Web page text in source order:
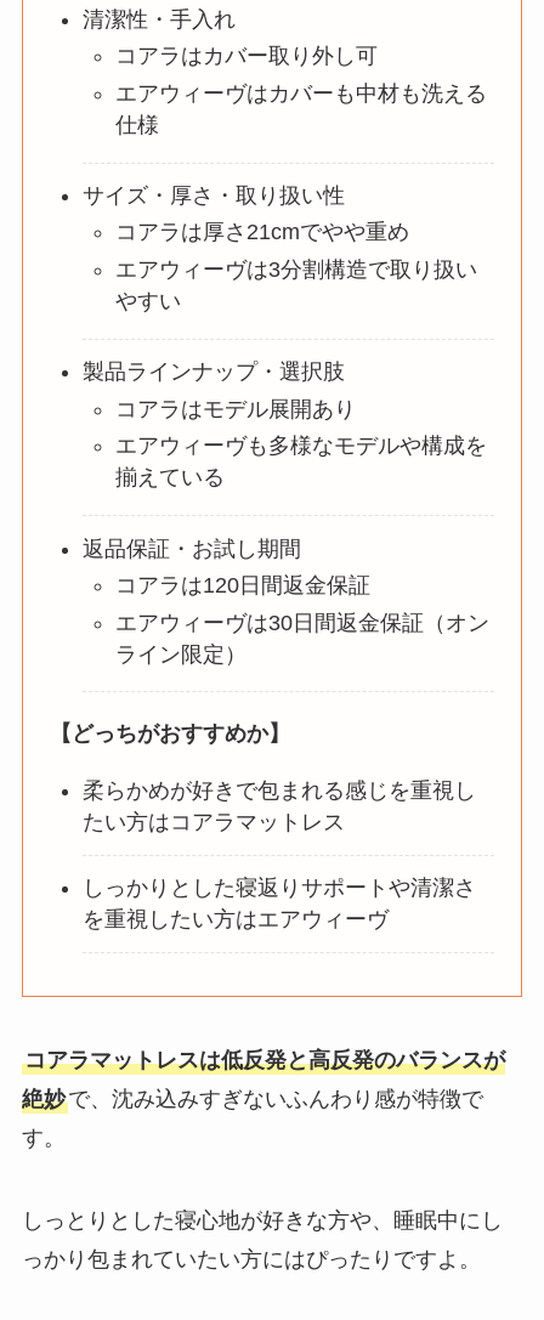
清潔性・手入れ
コアラはカバー取り外し可
エアウィーヴはカバーも中材も洗える
仕様
サイズ・厚さ・取り扱い性
コアラは厚さ21cmでやや重め
エアウィーヴは3分割構造で取り扱い
やすい
製品ラインナップ・選択肢
コアラはモデル展開あり
エアウィーヴも多様なモデルや構成を
揃えている
返品保証・お試し期間
コアラは120日間返金保証
エアウィーヴは30日間返金保証（オン
ライン限定）
【どっちがおすすめか】
柔らかめが好きで包まれる感じを重視し
たい方はコアラマットレス
しっかりとした寝返りサポートや清潔さ
を重視したい方はエアウィーヴ
コアラマットレスは低反発と高反発のバランスが
絶妙で、沈み込みすぎないふんわり感が特徴で
す。
しっとりとした寝心地が好きな方や、睡眠中にし
っかり包まれていたい方にはぴったりですよ。